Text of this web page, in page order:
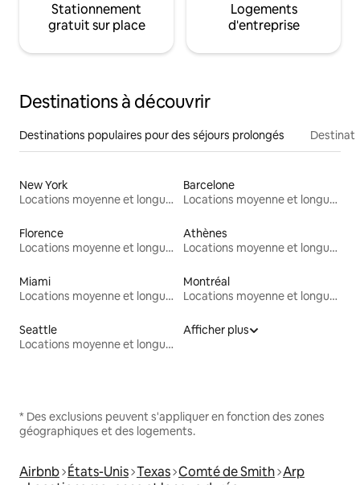
Stationnement
gratuit sur place
Logements
d'entreprise
Destinations à découvrir
Destinations populaires pour des séjours prolongés
New York
Locations moyenne et longue durée
Barcelone
Locations moyenne et longue durée
Florence
Locations moyenne et longue durée
Athènes
Locations moyenne et longue durée
Miami
Locations moyenne et longue durée
Montréal
Locations moyenne et longue durée
Seattle
Locations moyenne et longue durée
Afficher plus
* Des exclusions peuvent s'appliquer en fonction des zones
géographiques et des logements.
Airbnb États-Unis Texas Comté de Smith Arp